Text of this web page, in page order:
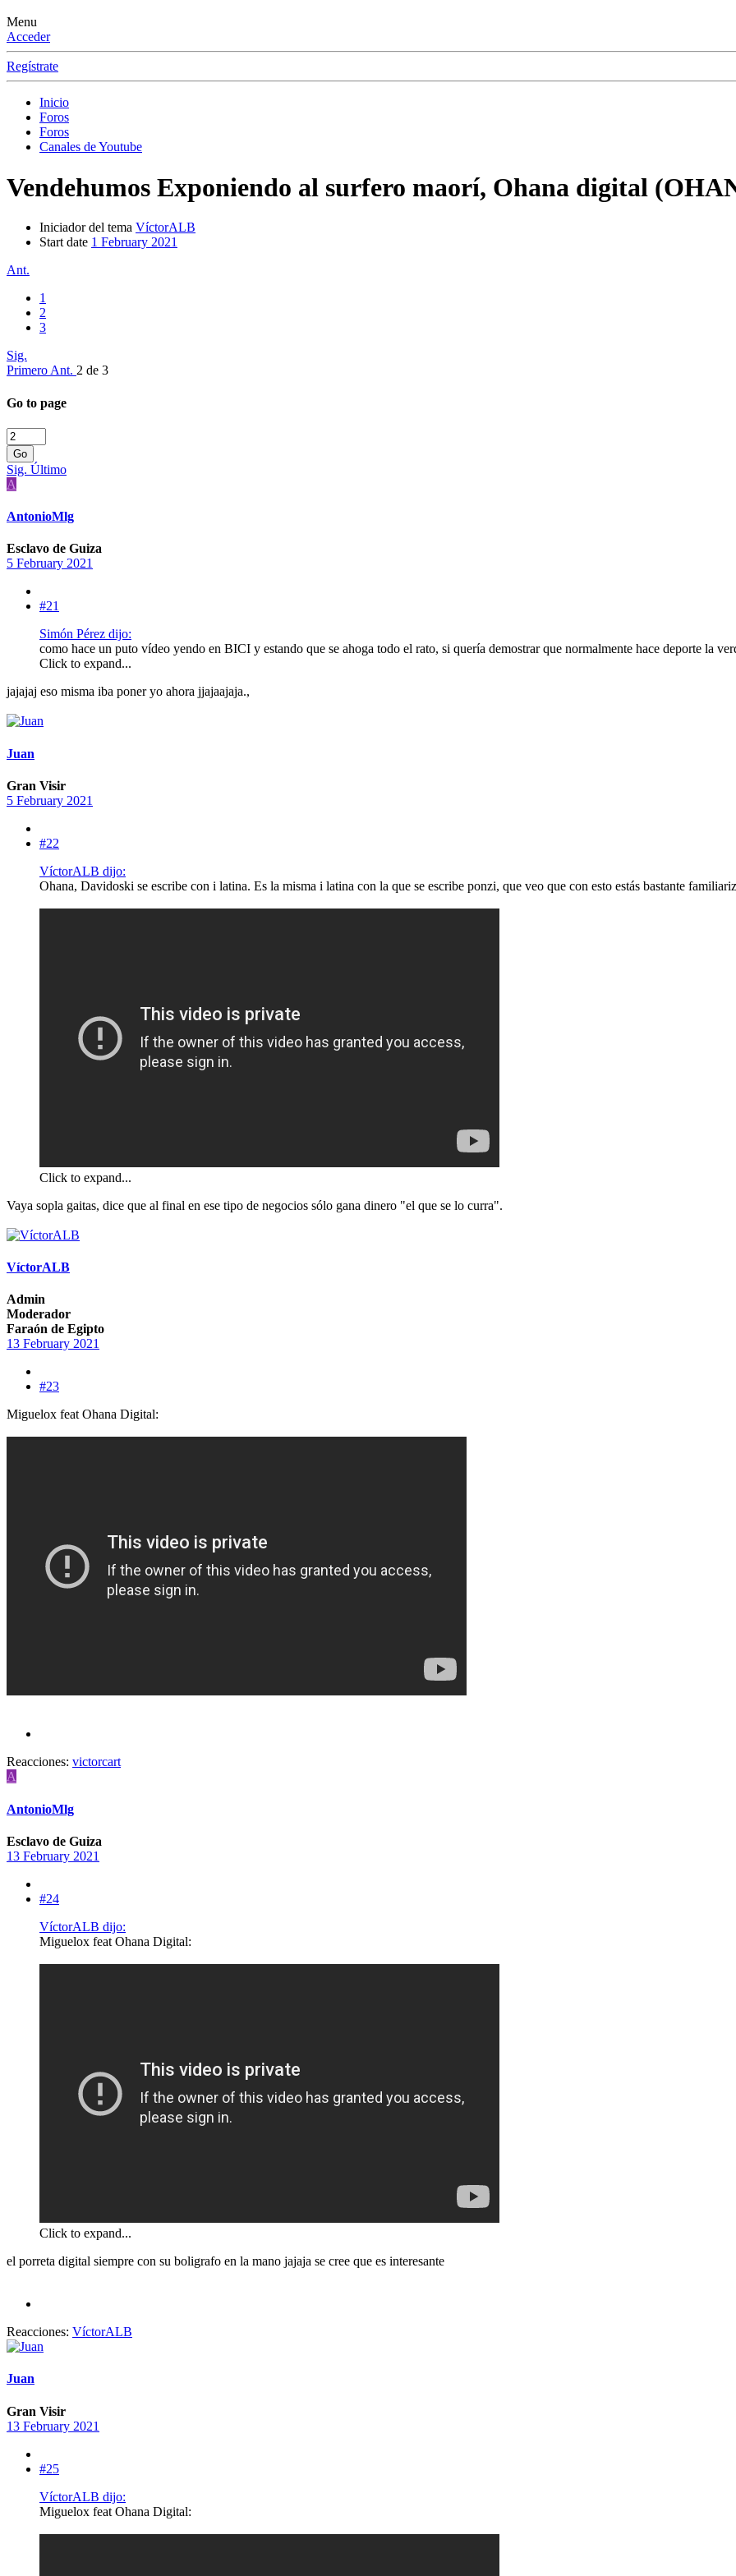
Menu
Acceder
Regístrate
Inicio
Foros
Foros
Canales de Youtube
Vendehumos Exponiendo al surfero maorí, Ohana digital
Iniciador del tema VíctorALB
Start date 1 February 2021
Ant.
1
2
3
Sig.
Primero Ant. 2 de 3
Go to page
Go
Sig. Último
A
AntonioMlg
Esclavo de Guiza
5 February 2021
#21
Simón Pérez dijo:
como hace un puto vídeo yendo en BICI y estando que se ahoga todo el rato, si quería demostrar que normalmente hace deporte la
Click to expand...
jajajaj eso misma iba poner yo ahora jjajaajaja.,
Juan
Gran Visir
5 February 2021
#22
VíctorALB dijo:
Ohana, Davidoski se escribe con i latina. Es la misma i latina con la que se escribe ponzi, que veo que con esto estás bastante
Click to expand...
Vaya sopla gaitas, dice que al final en ese tipo de negocios sólo gana dinero "el que se lo curra".
VíctorALB
Admin
Moderador
Faraón de Egipto
13 February 2021
#23
Miguelox feat Ohana Digital:
Reacciones: victorcart
A
AntonioMlg
Esclavo de Guiza
13 February 2021
#24
VíctorALB dijo:
Miguelox feat Ohana Digital:
Click to expand...
el porreta digital siempre con su boligrafo en la mano jajaja se cree que es interesante
Reacciones: VíctorALB
Juan
Gran Visir
13 February 2021
#25
VíctorALB dijo:
Miguelox feat Ohana Digital: